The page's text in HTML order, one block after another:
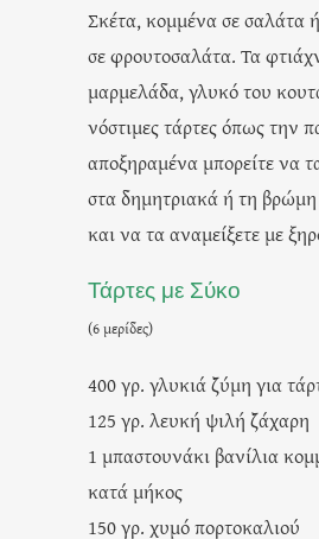
Σκέτα, κομμένα σε σαλάτα
σε φρουτοσαλάτα. Τα
μαρμελάδα, γλυκό του
νόστιμες τάρτες όπως την
αποξηραμένα μπορείτε να
στα δημητριακά ή τη
και να τα αναμείξετε με
Τάρτες με Σύκο
(6 μερίδες)
400 γρ. γλυκιά ζύμη για
125 γρ. λευκή ψιλή ζάχαρη
1 μπαστουνάκι βανίλια
κατά μήκος
150 γρ. χυμό πορτοκαλιού